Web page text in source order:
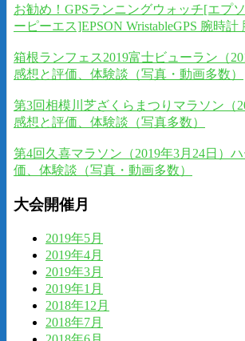
お勧め！GPSランニングウォッチ[エプ
ーピーエス]EPSON WristableGPS 腕時計
箱根ランフェス2019富士ビューラン（
感想と評価、体験談（写真・動画多数）
第3回相模川芝ざくらまつりマラソン（
感想と評価、体験談（写真多数）
第4回久喜マラソン（2019年3月24日）
価、体験談（写真・動画多数）
大会開催月
2019年5月
2019年4月
2019年3月
2019年1月
2018年12月
2018年7月